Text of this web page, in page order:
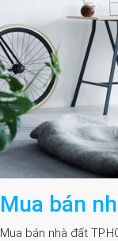
Mua bán
Mua bán nhà đất